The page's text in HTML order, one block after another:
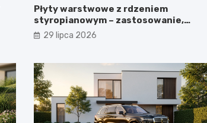
Płyty warstwowe z rdzeniem
styropianowym – zastosowanie,
budowa i parametry
29 lipca 2026